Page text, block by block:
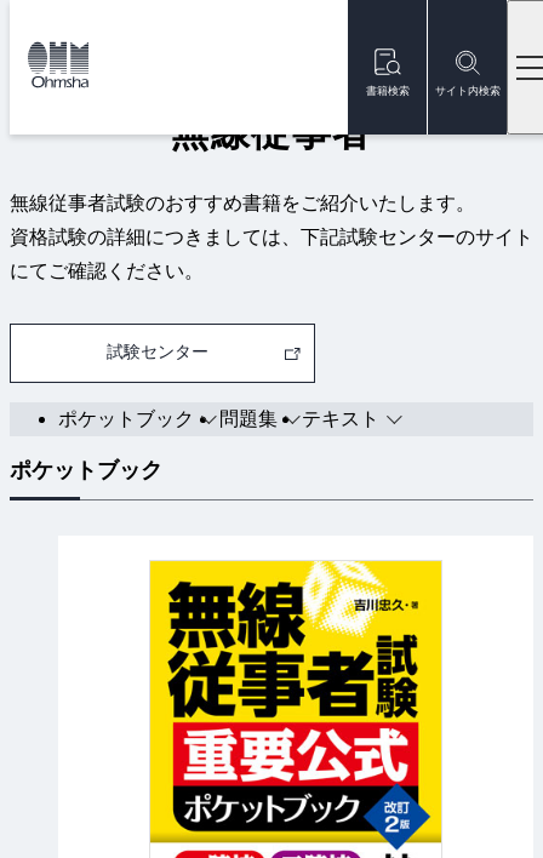
書籍検索 サイト内検索
トップ
無線従事者
無線従事者試験のおすすめ書籍をご紹介いたします。
資格試験の詳細につきましては、下記試験センターのサイト
にてご確認ください。
試験センター
ポケットブック 問題集 テキスト
ポケットブック